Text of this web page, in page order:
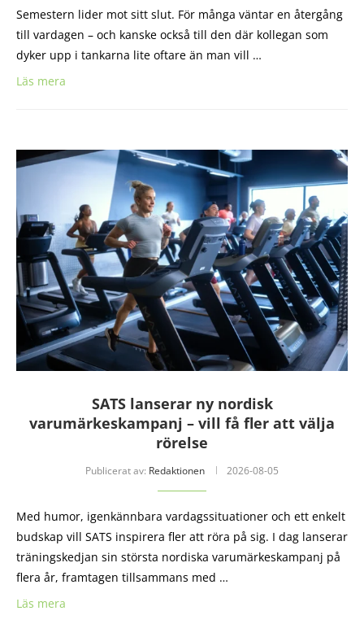
Semestern lider mot sitt slut. För många väntar en återgång
till vardagen – och kanske också till den där kollegan som
dyker upp i tankarna lite oftare än man vill …
Läs mera
SATS lanserar ny nordisk
varumärkeskampanj – vill få fler att välja
rörelse
Publicerat av: Redaktionen 2026-08-05
Med humor, igenkännbara vardagssituationer och ett enkelt
budskap vill SATS inspirera fler att röra på sig. I dag lanserar
träningskedjan sin största nordiska varumärkeskampanj på
flera år, framtagen tillsammans med …
Läs mera